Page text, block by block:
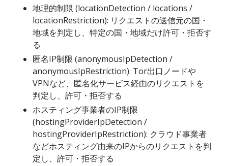
地理的制限 (locationDetection / locations /
locationRestriction): リクエストの送信元の国・
地域を判定し、特定の国・地域だけ許可・拒否す
る
匿名IP制限 (anonymousIpDetection /
anonymousIpRestriction): Tor出口ノードや
VPNなど、匿名化サービス経由のリクエストを
判定し、許可・拒否する
ホスティング事業者のIP制限
(hostingProviderIpDetection /
hostingProviderIpRestriction): クラウド事業者
などホスティング由来のIPからのリクエストを判
定し、許可・拒否する